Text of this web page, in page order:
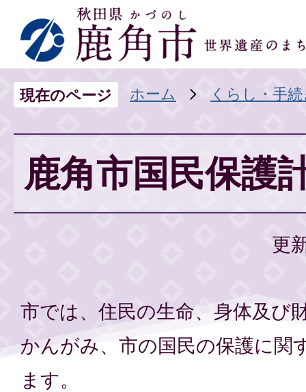
現在のページ ホーム くらし・手
鹿角市国民保護
更
市では、住民の生命、身体及び
かんがみ、市の国民の保護に関
ます。